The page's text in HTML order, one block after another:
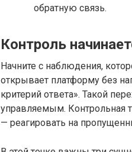
обратную связь.
Контроль
Начните с наблюдения,
открывает платформу без
критерий ответа». Такой
управляемым. Контрольная
— реагировать на